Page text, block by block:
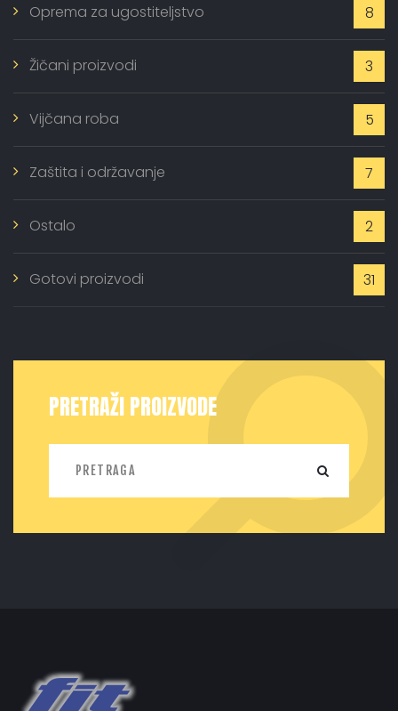
Oprema za ugostiteljstvo 8
Žičani proizvodi 3
Vijčana roba 5
Zaštita i održavanje 7
Ostalo 2
Gotovi proizvodi 31
PRETRAŽI PROIZVODE